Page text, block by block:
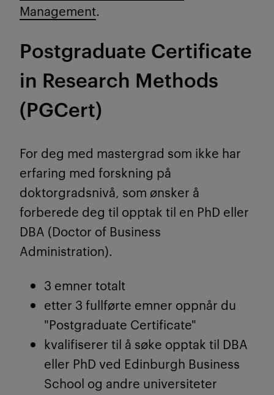
Management.
Postgraduate Certificate
in Research Methods
(PGCert)
For deg med mastergrad som ikke har
erfaring med forskning på
doktorgradsnivå, som ønsker å
forberede deg til opptak til en PhD eller
DBA (Doctor of Business
Administration).
3 emner totalt
etter 3 fullførte emner oppnår du
"Postgraduate Certificate"
kvalifiserer til å søke opptak til DBA
eller PhD ved Edinburgh Business
School og andre universiteter